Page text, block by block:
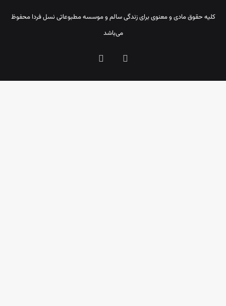
کلیه حقوق مادی و معنوی برایزندگی سالم و موسسه مطبوعاتی نسل فردا محفوظ
می‌باشد
یوتیوب